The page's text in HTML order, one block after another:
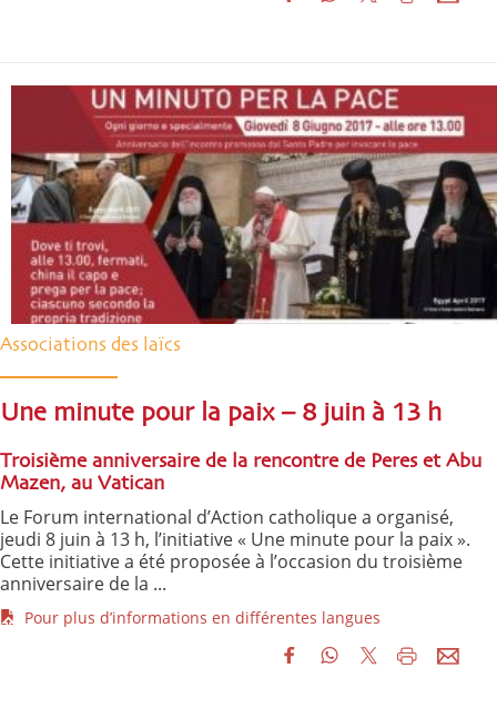
Associations des laïcs
Une minute pour la paix – 8 juin à 13 h
Troisième anniversaire de la rencontre de Peres et Abu
Mazen, au Vatican
Le Forum international d’Action catholique a organisé,
jeudi 8 juin à 13 h, l’initiative « Une minute pour la paix ».
Cette initiative a été proposée à l’occasion du troisième
anniversaire de la ...
Pour plus d’informations en différentes langues